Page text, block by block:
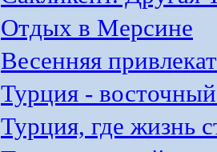
Отдых в Мерсине
Весенняя
Турция -
Турция, где жизнь